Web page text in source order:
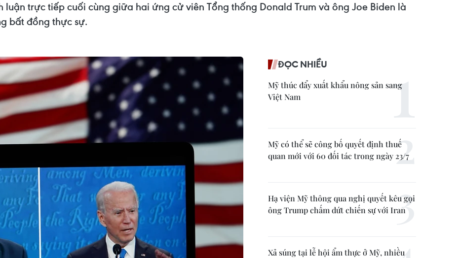
luận trực tiếp cuối cùng giữa hai ứng cử viên Tổng thống Donald Trum và ông Joe Biden là
bất đồng thực sự.
ĐỌC NHIỀU
Mỹ thúc đẩy xuất khẩu nông sản sang
Việt Nam
Mỹ có thể sẽ công bố quyết định thuế
quan mới với 60 đối tác trong ngày 23/7
Hạ viện Mỹ thông qua nghị quyết kêu gọi
ông Trump chấm dứt chiến sự với Iran
Xả súng tại lễ hội ẩm thực ở Mỹ, nhiều